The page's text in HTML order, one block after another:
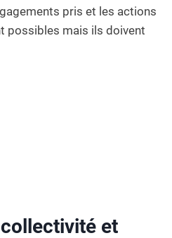
pris et les actions
possibles mais ils doivent
et